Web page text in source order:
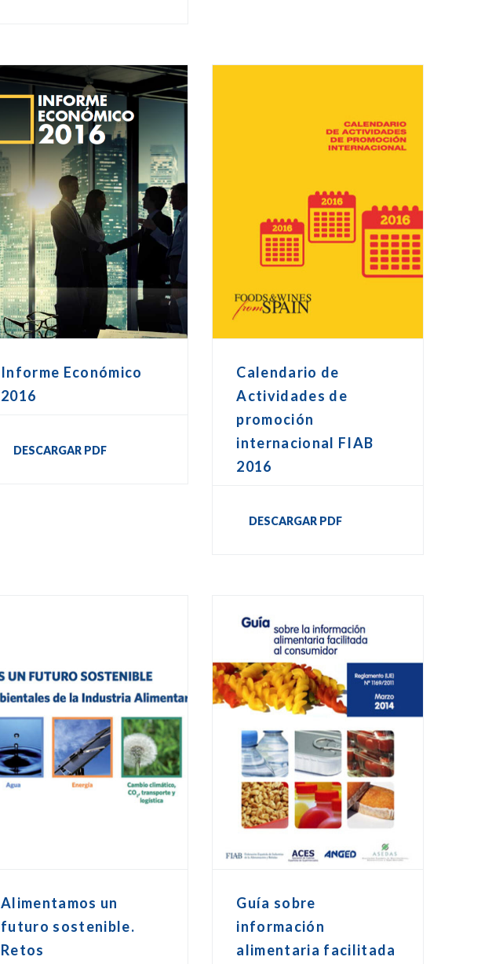
Informe Económico
2016
DESCARGAR PDF
Calendario de
Actividades de
promoción
internacional FIAB
2016
DESCARGAR PDF
Alimentamos un
futuro sostenible.
Retos
Guía sobre
información
alimentaria facilitada